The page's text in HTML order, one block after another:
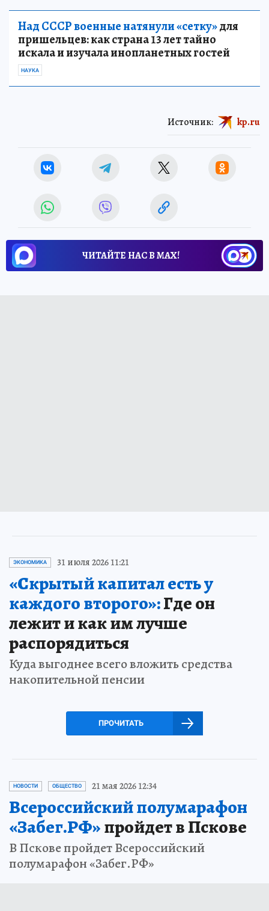
Над СССР военные натянули «сетку»для
пришельцев: как страна 13 лет тайно
искала и изучала инопланетных гостей
НАУКА
Источник: kp.ru
ЧИТАЙТЕ НАС В МАХ!
ЭКОНОМИКА 31 июля 2026 11:21
«Скрытый капитал есть у
каждого второго»:Где он
лежит и как им лучше
распорядиться
Куда выгоднее всего вложить средства
накопительной пенсии
ПРОЧИТАТЬ
НОВОСТИ ОБЩЕСТВО 21 мая 2026 12:34
Всероссийский полумарафон
«Забег.РФ»пройдет в Пскове
В Пскове пройдет Всероссийский
полумарафон «Забег.РФ»